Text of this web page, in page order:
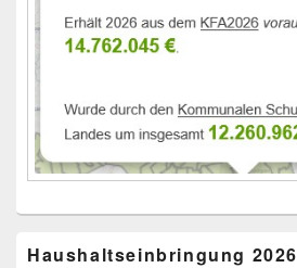
Haushaltseinbringung 2026